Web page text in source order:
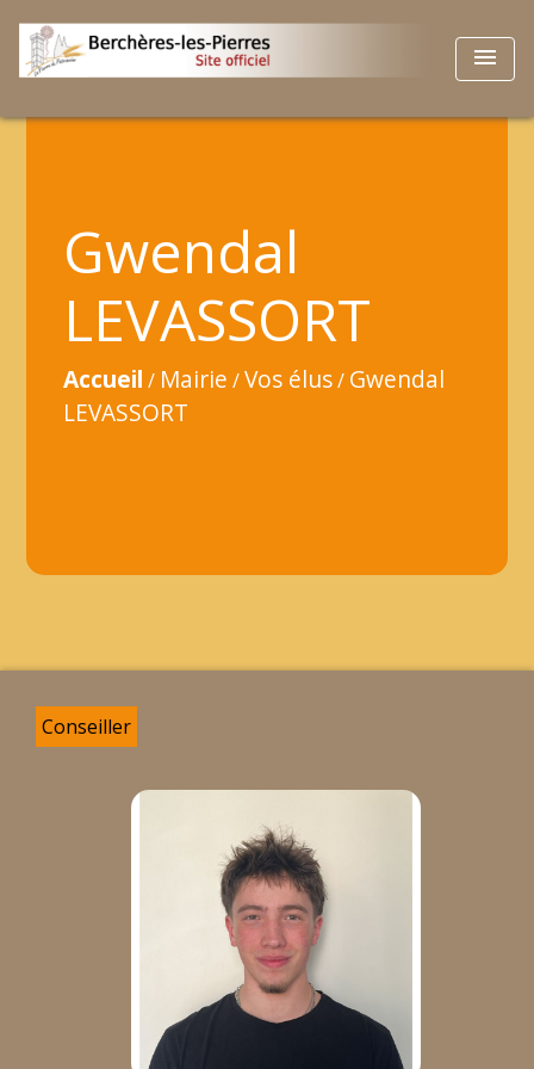
menu
Gwendal
LEVASSORT
Accueil / Mairie /Vos élus/ Gwendal
LEVASSORT
Conseiller